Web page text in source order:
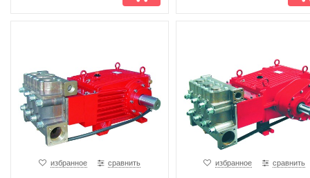
избранное сравнить избранное сравнить